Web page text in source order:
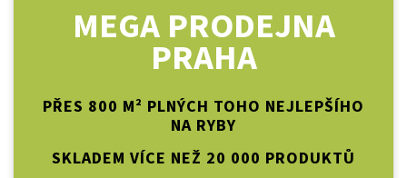
MEGA PRODEJNA
PRAHA
PŘES 800 M² PLNÝCH TOHO NEJLEPŠÍHO
NA RYBY
SKLADEM VÍCE NEŽ 20 000 PRODUKTŮ